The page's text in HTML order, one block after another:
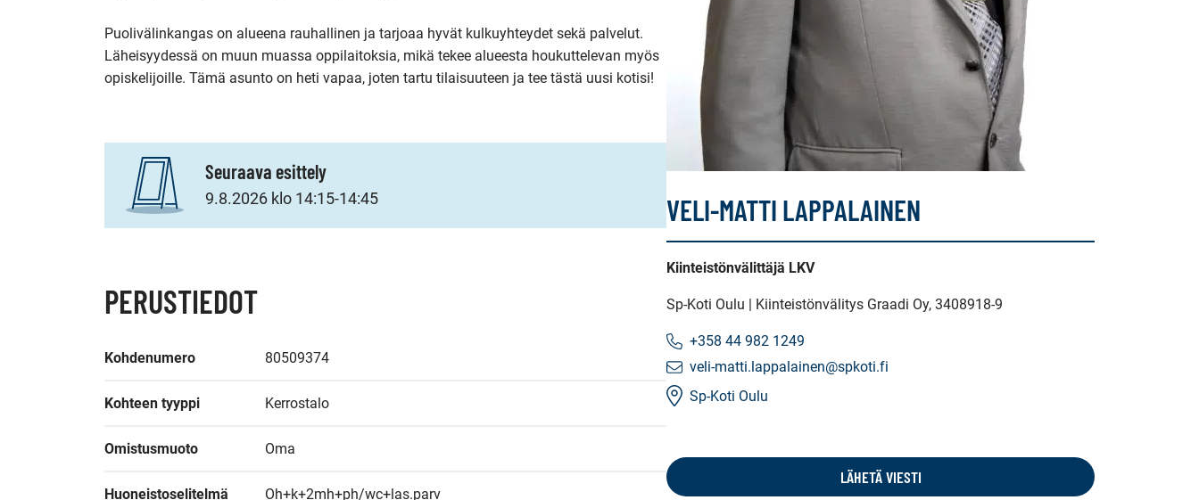
Puolivälinkangas on alueena rauhallinen ja tarjoaa hyvät kulkuyhteydet sekä palvelut.
Läheisyydessä on muun muassa oppilaitoksia, mikä tekee alueesta houkuttelevan myös
opiskelijoille. Tämä asunto on heti vapaa, joten tartu tilaisuuteen ja tee tästä uusi kotisi!
Seuraava esittely
9.8.2026 klo 14:15-14:45
PERUSTIEDOT
Kohdenumero 80509374
Kohteen tyyppi Kerrostalo
Omistusmuoto Oma
Huoneistoselitelmä Oh+k+2mh+ph/wc+las.parv
VELI-MATTI LAPPALAINEN
Kiinteistönvälittäjä LKV
Sp-Koti Oulu | Kiinteistönvälitys Graadi Oy, 3408918-9
+358 44 982 1249
veli-matti.lappalainen@spkoti.fi
Sp-Koti Oulu
LÄHETÄ VIESTI